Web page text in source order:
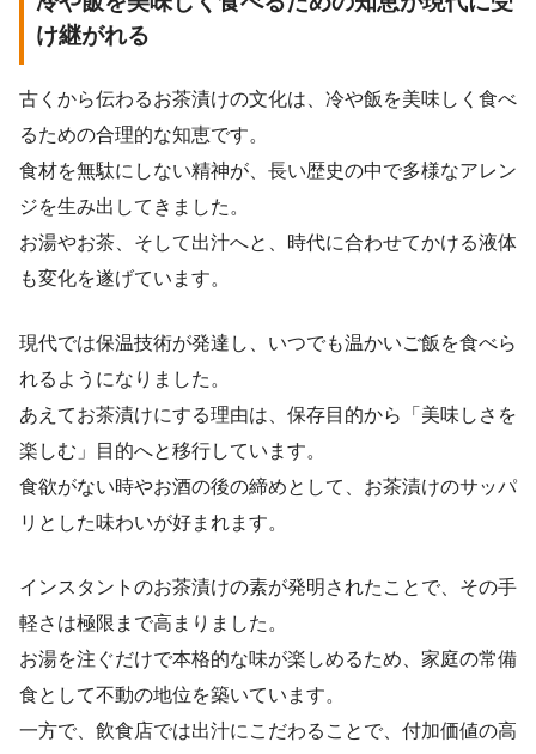
け継がれる
古くから伝わるお茶漬けの文化は、冷や飯を美味しく食べ
るための合理的な知恵です。
食材を無駄にしない精神が、長い歴史の中で多様なアレン
ジを生み出してきました。
お湯やお茶、そして出汁へと、時代に合わせてかける液体
も変化を遂げています。
現代では保温技術が発達し、いつでも温かいご飯を食べら
れるようになりました。
あえてお茶漬けにする理由は、保存目的から「美味しさを
楽しむ」目的へと移行しています。
食欲がない時やお酒の後の締めとして、お茶漬けのサッパ
リとした味わいが好まれます。
インスタントのお茶漬けの素が発明されたことで、その手
軽さは極限まで高まりました。
お湯を注ぐだけで本格的な味が楽しめるため、家庭の常備
食として不動の地位を築いています。
一方で、飲食店では出汁にこだわることで、付加価値の高